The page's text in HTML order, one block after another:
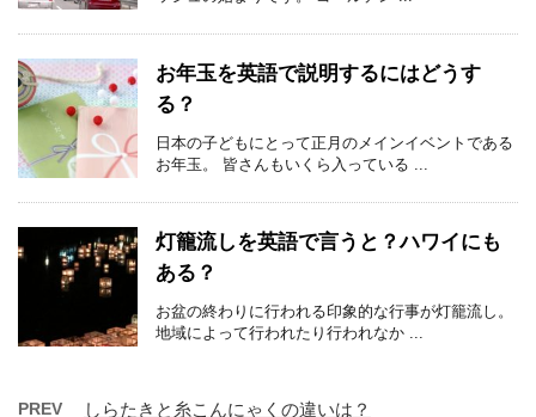
お年玉を英語で説明するにはどうす
る？
日本の子どもにとって正月のメインイベントである
お年玉。 皆さんもいくら入っている ...
灯籠流しを英語で言うと？ハワイにも
ある？
お盆の終わりに行われる印象的な行事が灯籠流し。
地域によって行われたり行われなか ...
PREV しらたきと糸こんにゃくの違いは？